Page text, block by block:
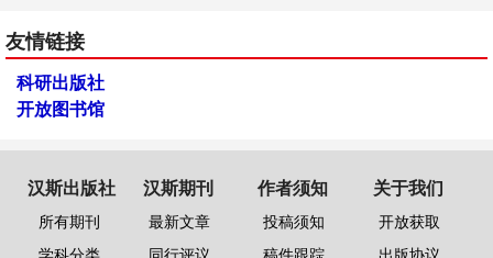
友情链接
科研出版社
开放图书馆
汉斯出版社
所有期刊
汉斯期刊
最新文章
作者须知
投稿须知
关于我们
开放获取